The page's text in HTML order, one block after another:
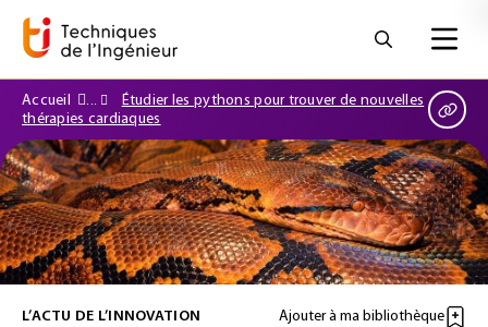
Accueil
Étudier les pythons pour trouver de nouvelles
thérapies cardiaques
L’ACTU DE L’INNOVATION Ajouter à ma bibliothèque